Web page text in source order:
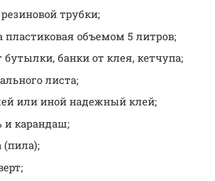
трубки;
пластиковая объемом 5 литров;
бутылки, банки от клея, кетчупа;
листа;
или иной надежный клей;
и карандаш;
(пила);